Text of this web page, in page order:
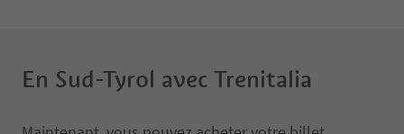
En Sud-Tyrol avec Trenitalia